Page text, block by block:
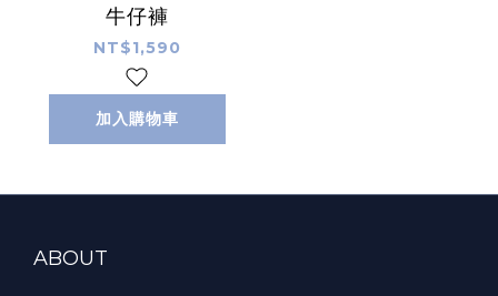
牛仔褲
NT$1,590
加入購物車
ABOUT